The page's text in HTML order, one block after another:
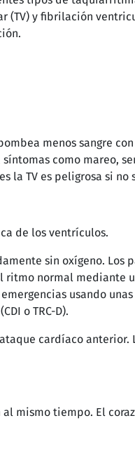
(TV) y fibrilación
menos sangre
como mareo,
la TV es peligrosa si no
de los ventrículos.
sin oxígeno. Los
ritmo normal mediante
usando
o TRC-D).
cardíaco
mismo tiempo. El